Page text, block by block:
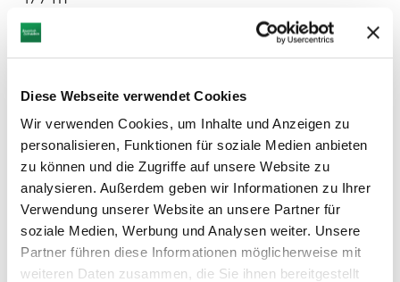
Diese Webseite verwendet Cookies
Wir verwenden Cookies, um Inhalte und Anzeigen zu
personalisieren, Funktionen für soziale Medien anbieten
zu können und die Zugriffe auf unsere Website zu
analysieren. Außerdem geben wir Informationen zu Ihrer
Verwendung unserer Website an unsere Partner für
soziale Medien, Werbung und Analysen weiter. Unsere
Partner führen diese Informationen möglicherweise mit
weiteren Daten zusammen, die Sie ihnen bereitgestellt
3
GlücksRAD. In Günzburg - große
Radrundtour
Die große Runde um Günzburg verbindet
Naturgenuss, Kultur und spektakuläre Ausblicke.
DISTANZ
35,8 km
DAUER
2:20 h
101 m
SCHWIERIGKEIT
-
mehr